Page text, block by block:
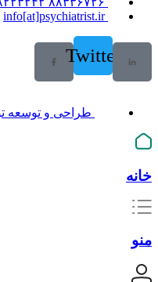
info[at]psychiatrist.ir
Twitter
طراحی و توسعه
خانه
منو